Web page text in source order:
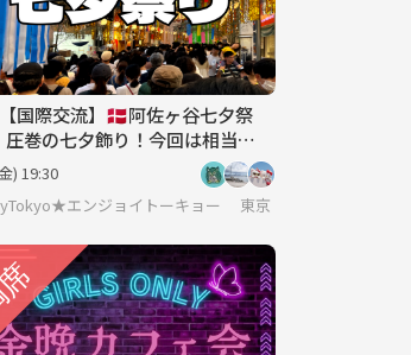
国際交流】🇩🇰阿佐ヶ谷七夕祭
圧巻の七夕飾り！今回は相当国
。【あと3名】
) 19:30
エンジョイトーキョー 〜気持ちだけでも国際
東京